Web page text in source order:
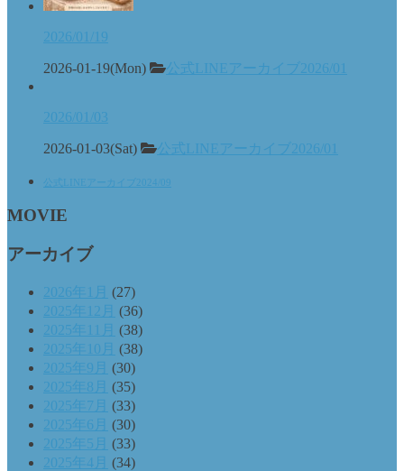
2026/01/19
2026-01-19(Mon) 公式LINEアーカイブ2026/01
2026/01/03
2026-01-03(Sat) 公式LINEアーカイブ2026/01
公式LINEアーカイブ2024/09
MOVIE
アーカイブ
2026年1月 (27)
2025年12月 (36)
2025年11月 (38)
2025年10月 (38)
2025年9月 (30)
2025年8月 (35)
2025年7月 (33)
2025年6月 (30)
2025年5月 (33)
2025年4月 (34)